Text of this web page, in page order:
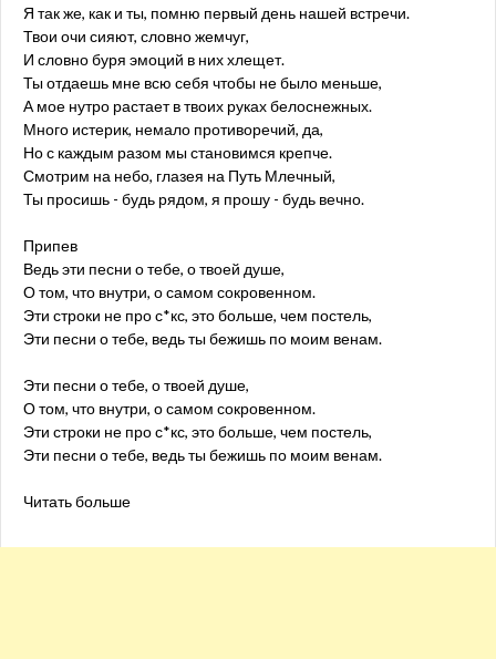
Я так же, как и ты, помню первый день нашей встречи.
Твои очи сияют, словно жемчуг,
И словно буря эмоций в них хлещет.
Ты отдаешь мне всю себя чтобы не было меньше,
А мое нутро растает в твоих руках белоснежных.
Много истерик, немало противоречий, да,
Но с каждым разом мы становимся крепче.
Смотрим на небо, глазея на Путь Млечный,
Ты просишь - будь рядом, я прошу - будь вечно.
Припев
Ведь эти песни о тебе, о твоей душе,
О том, что внутри, о самом сокровенном.
Эти строки не про с*кс, это больше, чем постель,
Эти песни о тебе, ведь ты бежишь по моим венам.
Эти песни о тебе, о твоей душе,
О том, что внутри, о самом сокровенном.
Эти строки не про с*кс, это больше, чем постель,
Эти песни о тебе, ведь ты бежишь по моим венам.
Читать больше